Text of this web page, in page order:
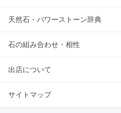
天然石・パワーストーン辞典
石の組み合わせ・相性
出店について
サイトマップ